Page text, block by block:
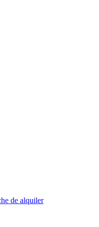
de alquiler